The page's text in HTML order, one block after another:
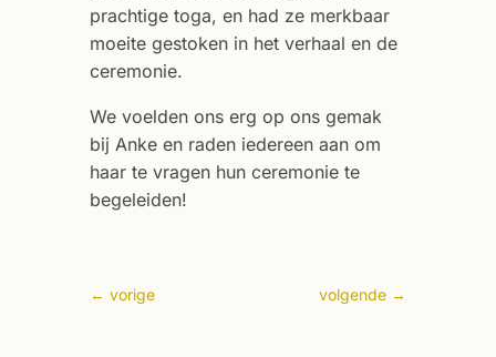
prachtige toga, en had ze merkbaar
moeite gestoken in het verhaal en de
ceremonie.
We voelden ons erg op ons gemak
bij Anke en raden iedereen aan om
haar te vragen hun ceremonie te
begeleiden!
← vorige volgende →